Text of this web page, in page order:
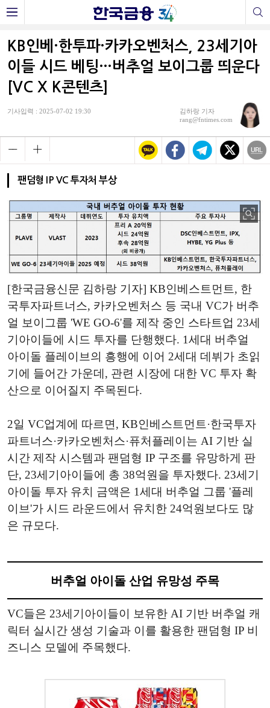
KB인베·한투파·카카오벤처스, 23세기아
이들 시드 베팅…버추얼 보이그룹 띄운다
[VC X K콘텐츠]
기사입력 : 2025-07-02 19:30
김하랑 기자
rang@fntimes.com
팬덤형 IP VC 투자처 부상
[한국금융신문 김하랑 기자] KB인베스트먼트, 한
국투자파트너스, 카카오벤처스 등 국내 VC가 버추
얼 보이그룹 'WE GO-6'를 제작 중인 스타트업 23세
기아이들에 시드 투자를 단행했다. 1세대 버추얼
아이돌 플레이브의 흥행에 이어 2세대 데뷔가 초읽
기에 들어간 가운데, 관련 시장에 대한 VC 투자 확
산으로 이어질지 주목된다.
2일 VC업계에 따르면, KB인베스트먼트·한국투자
파트너스·카카오벤처스·퓨처플레이는 AI 기반 실
시간 제작 시스템과 팬덤형 IP 구조를 유망하게 판
단, 23세기아이들에 총 38억원을 투자했다. 23세기
아이돌 투자 유치 금액은 1세대 버추얼 그룹 '플레
이브'가 시드 라운드에서 유치한 24억원보다도 많
은 규모다.
버추얼 아이돌 산업 유망성 주목
VC들은 23세기아이들이 보유한 AI 기반 버추얼 캐
릭터 실시간 생성 기술과 이를 활용한 팬덤형 IP 비
즈니스 모델에 주목했다.